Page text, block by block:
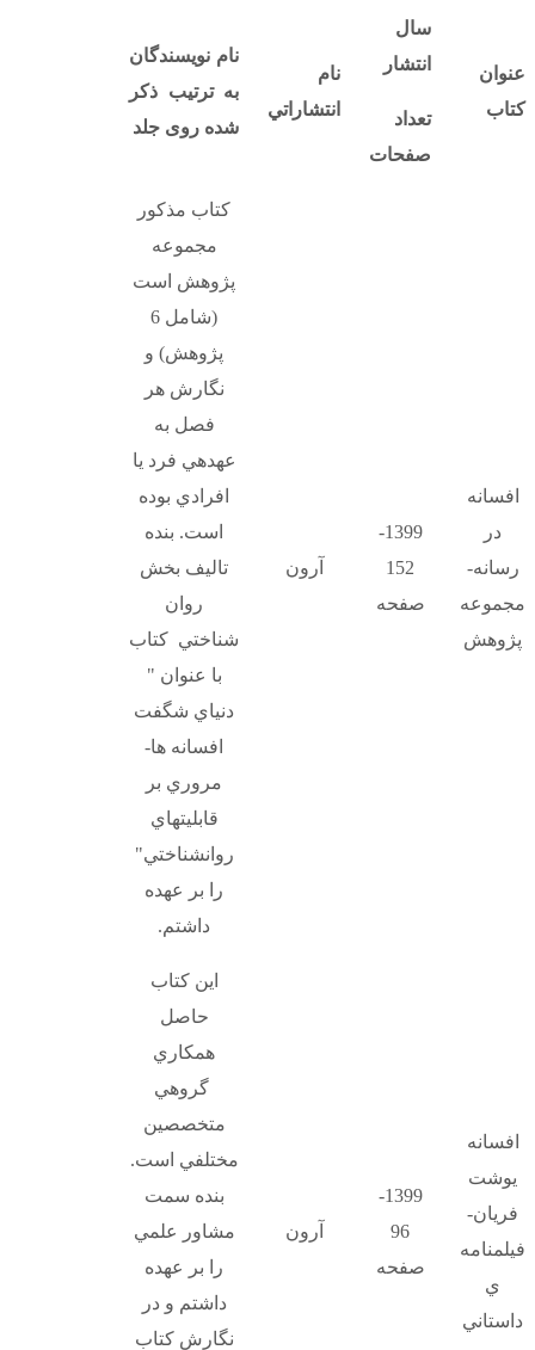
عنوان
کتاب
سال
انتشار
تعداد
صفحات
نام
انتشاراتي
نام نویسندگان
به ترتیب ذکر
شده روی جلد
افسانه
در
رسانه-
مجموعه
پژوهش
1399-
152
صفحه
آرون
كتاب مذكور
مجموعه
پژوهش است
(شامل 6
پژوهش) و
نگارش هر
فصل به
عهدهي فرد يا
افرادي بوده
است. بنده
تاليف بخش
روان
شناختي كتاب
با عنوان "
دنياي شگفت
افسانه ها-
مروري بر
قابليتهاي
روانشناختي"
را بر عهده
داشتم.
افسانه
يوشت
فريان-
فيلمنامه
ي
داستاني
1399-
96
صفحه
آرون
اين كتاب
حاصل
همكاري
گروهي
متخصصين
مختلفي است.
بنده سمت
مشاور علمي
را بر عهده
داشتم و در
نگارش كتاب